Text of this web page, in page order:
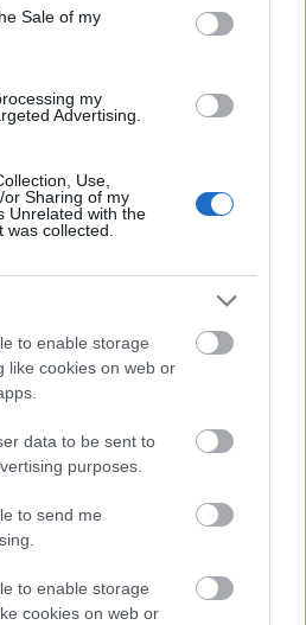
Sale of my
my
Advertising.
Use,
Sharing of my
Unrelated with the
collected.
to enable storage
like cookies on web or
data to be sent to
purposes.
to send me
to enable storage
cookies on web or
A DUNA VÍZGYŰJTŐJÉRE
továbbképzés
is szakirányú
erősít a Gál Ferenc
SZEREP HÁRUL A
- JÚLIUS 30-RA
A FÖLD EGÉSZ